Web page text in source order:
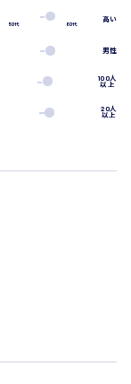
50代 60代
高い
男性
100人
以上
20人
以上